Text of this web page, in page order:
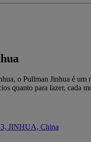
o Pullman Jinhua é
quanto para lazer, cada
JINHUA, China